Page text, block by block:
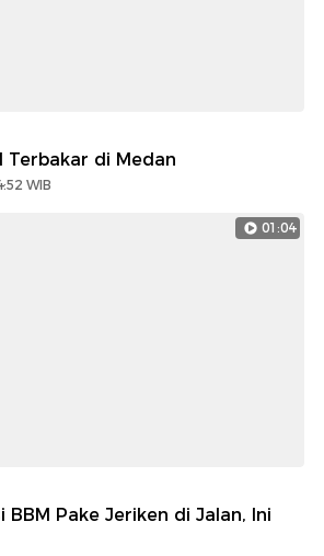
Terbakar di Medan
WIB
01:04
BBM Pake Jeriken di Jalan, Ini